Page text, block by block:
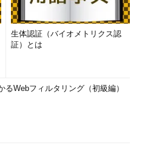
生体認証（バイオメトリクス認
証）とは
るWebフィルタリング（初級編）